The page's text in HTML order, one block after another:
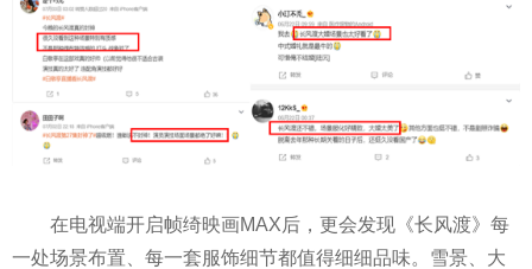
在电视端开启帧绮映画MAX后，更会发现《长风渡》每
一处场景布置、每一套服饰细节都值得细细品味。雪景、大